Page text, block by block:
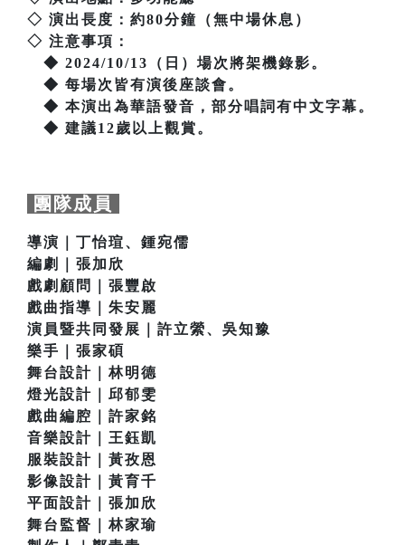
◇ 演出長度：約80分鐘（無中場休息）
◇ 注意事項：
◆ 2024/10/13（日）場次將架機錄影。
◆ 每場次皆有演後座談會。
◆ 本演出為華語發音，部分唱詞有中文字幕。
◆ 建議12歲以上觀賞。
團隊成員
導演｜丁怡瑄、鍾宛儒
編劇｜張加欣
戲劇顧問｜張豐啟
戲曲指導｜朱安麗
演員暨共同發展｜許立縈、吳知豫
樂手｜張家碩
舞台設計｜林明德
燈光設計｜邱郁雯
戲曲編腔｜許家銘
音樂設計｜王鈺凱
服裝設計｜黃孜恩
影像設計｜黃育千
平面設計｜張加欣
舞台監督｜林家瑜